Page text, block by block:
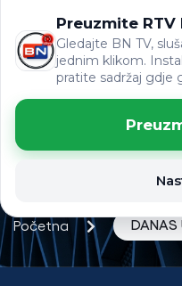
VIJESTI
Preuzmite
Gledajte BN TV,
jednim klikom.
pratite sadržaj gdje
Početna DANAS